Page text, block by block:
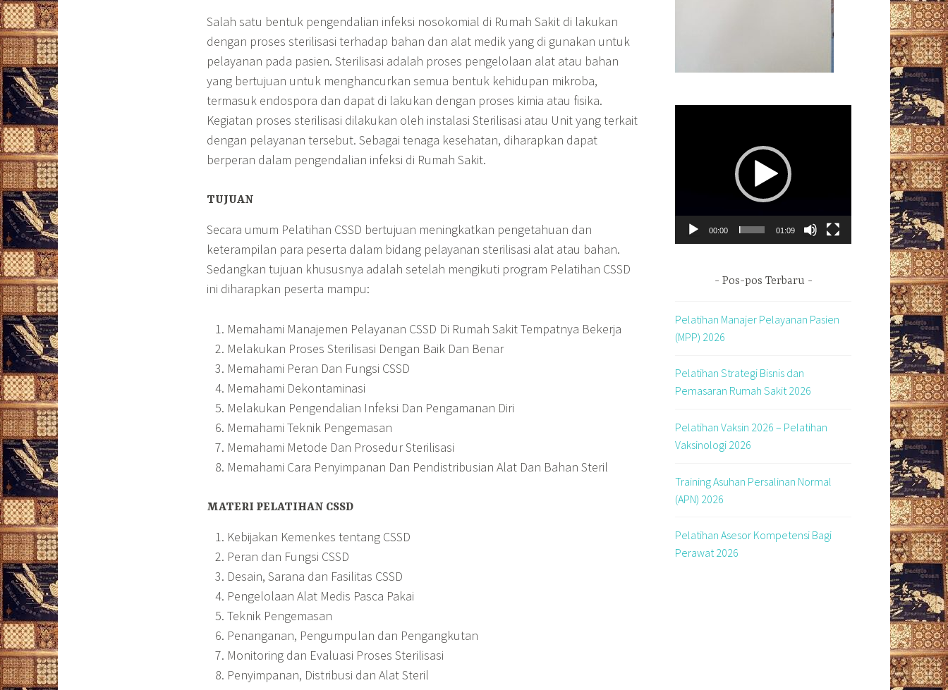
Salah satu bentuk pengendalian infeksi nosokomial di Rumah Sakit di lakukan
dengan proses sterilisasi terhadap bahan dan alat medik yang di gunakan untuk
pelayanan pada pasien. Sterilisasi adalah proses pengelolaan alat atau bahan
yang bertujuan untuk menghancurkan semua bentuk kehidupan mikroba,
termasuk endospora dan dapat di lakukan dengan proses kimia atau fisika.
Kegiatan proses sterilisasi dilakukan oleh instalasi Sterilisasi atau Unit yang terkait
dengan pelayanan tersebut. Sebagai tenaga kesehatan, diharapkan dapat
berperan dalam pengendalian infeksi di Rumah Sakit.
TUJUAN
Secara umum Pelatihan CSSD bertujuan meningkatkan pengetahuan dan
keterampilan para peserta dalam bidang pelayanan sterilisasi alat atau bahan.
Sedangkan tujuan khususnya adalah setelah mengikuti program Pelatihan CSSD
ini diharapkan peserta mampu:
Memahami Manajemen Pelayanan CSSD Di Rumah Sakit Tempatnya Bekerja
Melakukan Proses Sterilisasi Dengan Baik Dan Benar
Memahami Peran Dan Fungsi CSSD
Memahami Dekontaminasi
Melakukan Pengendalian Infeksi Dan Pengamanan Diri
Memahami Teknik Pengemasan
Memahami Metode Dan Prosedur Sterilisasi
Memahami Cara Penyimpanan Dan Pendistribusian Alat Dan Bahan Steril
MATERI PELATIHAN CSSD
Kebijakan Kemenkes tentang CSSD
Peran dan Fungsi CSSD
Desain, Sarana dan Fasilitas CSSD
Pengelolaan Alat Medis Pasca Pakai
Teknik Pengemasan
Penanganan, Pengumpulan dan Pengangkutan
Monitoring dan Evaluasi Proses Sterilisasi
Penyimpanan, Distribusi dan Alat Steril
00:00 01:09
Pos-pos Terbaru
Pelatihan Manajer Pelayanan Pasien
(MPP) 2026
Pelatihan Strategi Bisnis dan
Pemasaran Rumah Sakit 2026
Pelatihan Vaksin 2026 – Pelatihan
Vaksinologi 2026
Training Asuhan Persalinan Normal
(APN) 2026
Pelatihan Asesor Kompetensi Bagi
Perawat 2026